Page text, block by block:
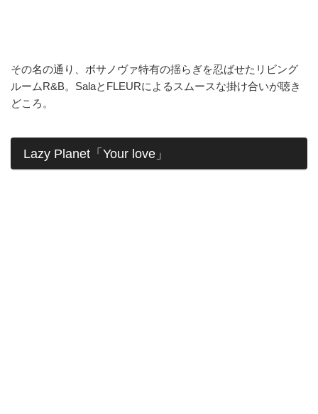
その名の通り、ボサノヴァ特有の揺らぎを忍ばせたリビング
ルームR&B。SalaとFLEURによるスムースな掛け合いが聴き
どころ。
Lazy Planet「Your love」